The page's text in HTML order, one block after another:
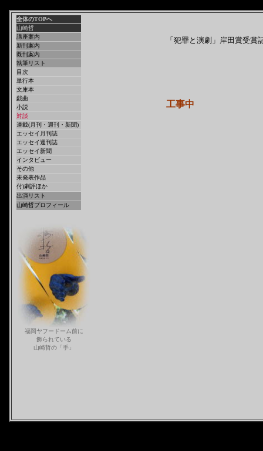
全体のTOPへ
山崎哲
講座案内
新刊案内
既刊案内
執筆リスト
目次
単行本
文庫本
戯曲
小説
対談
連載(月刊・週刊・新聞)
エッセイ月刊誌
エッセイ週刊誌
エッセイ新聞
インタビュー
その他
未発表作品
付)劇評ほか
出演リスト
山崎哲プロフィール
福岡ヤフードーム前に
飾られている
山崎哲の「手」
「犯罪と演劇」岸田賞受
工事中